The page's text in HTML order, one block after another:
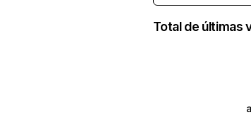
Total de últimas